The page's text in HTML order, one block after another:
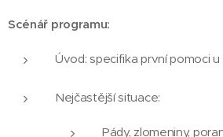
Scénář programu:
Úvod: specifika první pomoci
Nejčastější situace:
Pády, zlomeniny,